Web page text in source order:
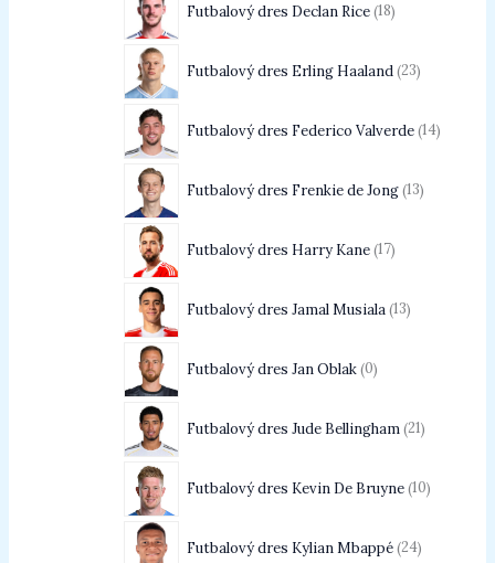
Futbalový dres Declan Rice 18
Futbalový dres Erling Haaland 23
Futbalový dres Federico Valverde 14
Futbalový dres Frenkie de Jong 13
Futbalový dres Harry Kane 17
Futbalový dres Jamal Musiala 13
Futbalový dres Jan Oblak 0
Futbalový dres Jude Bellingham 21
Futbalový dres Kevin De Bruyne 10
Futbalový dres Kylian Mbappé 24